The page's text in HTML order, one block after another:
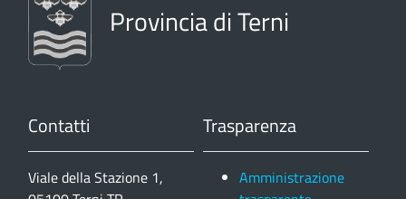
Provincia di Terni
Contatti
Viale della Stazione 1,
Trasparenza
Amministrazione